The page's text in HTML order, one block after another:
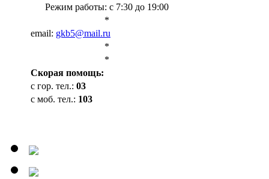
Режим работы: с 7:30 до 19:00
*
email: gkb5@mail.ru
*
*
Cкорая помощь:
с гор. тел.: 03
с моб. тел.: 103